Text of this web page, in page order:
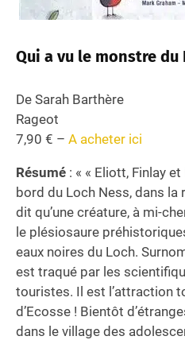
Qui a vu le monstre du
De Sarah Barthère
Rageot
7,90 € – A acheter ici
Résumé : « « Eliott, Finlay
bord du Loch Ness, dans la
dit qu’une créature, à mi-
le plésiosaure
eaux noires du Loch.
est traqué par les
touristes. Il est l’attraction
d’Ecosse ! Bientôt
dans le village des